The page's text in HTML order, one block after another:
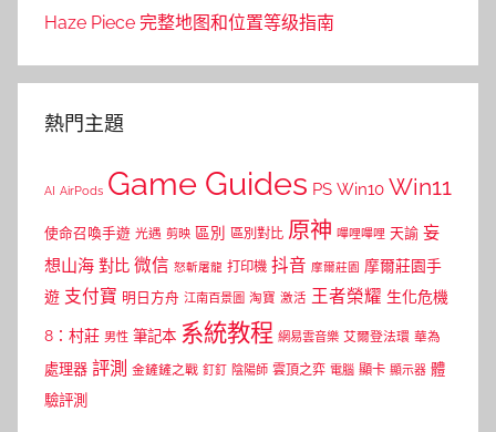
Haze Piece 完整地图和位置等级指南
熱門主題
AI AirPods Game Guides PS Win10 Win11
使命召喚手遊 光遇 剪映 區別 區別對比 原神 嗶哩嗶哩 天諭 妄
想山海 對比 微信 怒斬屠龍 打印機 抖音 摩爾莊園 摩爾莊園手
遊 支付寶 明日方舟 江南百景圖 淘寶 激活 王者榮耀 生化危機
8：村莊 男性 筆記本 系統教程 網易雲音樂 艾爾登法環 華為
處理器 評測 金鏟鏟之戰 釘釘 陰陽師 雲頂之弈 電腦 顯卡 顯示器 體
驗評測